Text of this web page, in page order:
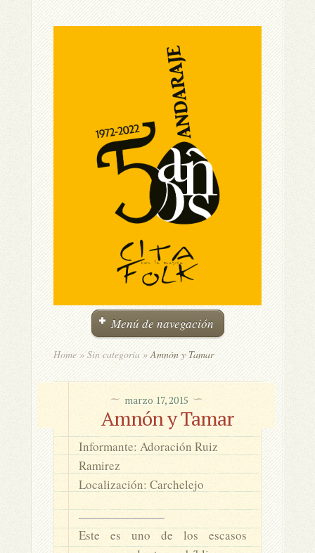
Menú de navegación
Home » Sin categoría »Amnón y Tamar
marzo 17, 2015
Amnón y Tamar
Informante: Adoración Ruiz
Ramirez
Localización: Carchelejo
Este es uno de los escasos